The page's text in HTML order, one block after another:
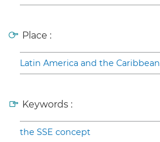
Place :
Latin America and the Caribbean
Keywords :
the SSE concept